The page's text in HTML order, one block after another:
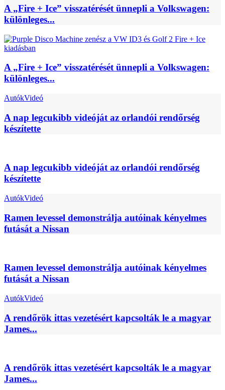
A „Fire + Ice” visszatérését ünnepli a Volkswagen:
különleges...
A „Fire + Ice” visszatérését ünnepli a Volkswagen:
különleges...
AutókVideó
A nap legcukibb videóját az orlandói rendőrség
készítette
A nap legcukibb videóját az orlandói rendőrség
készítette
AutókVideó
Ramen levessel demonstrálja autóinak kényelmes
futását a Nissan
Ramen levessel demonstrálja autóinak kényelmes
futását a Nissan
AutókVideó
A rendőrök ittas vezetésért kapcsolták le a magyar
James...
A rendőrök ittas vezetésért kapcsolták le a magyar
James...